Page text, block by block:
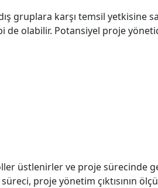
gruplara karşı temsil yetkisine
olabilir. Potansiyel proje
üstlenirler ve proje sürecinde
proje yönetim çıktısının